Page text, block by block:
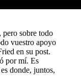
pero sobre todo
vuestro apoyo
en su post.
por mí. Es
donde, juntos,